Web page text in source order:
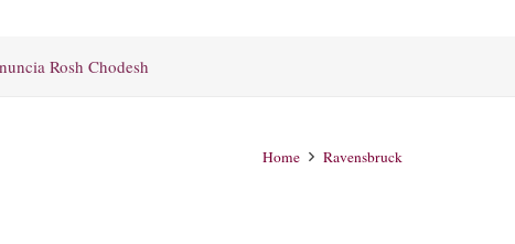
Rosh Chodesh
Home Ravensbruck